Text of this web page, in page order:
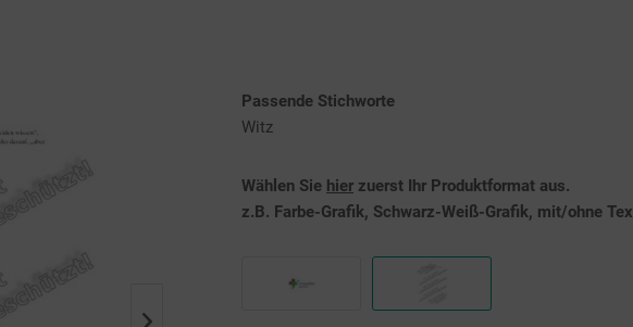
Passende Stichworte
Witz
Wählen Sie hier zuerst Ihr Produktformat aus.
z.B. Farbe-Grafik, Schwarz-Weiß-Grafik, mit/ohne